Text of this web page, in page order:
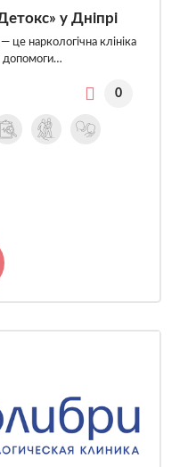
у Дніпрі
це наркологічна клініка
допомоги…
0